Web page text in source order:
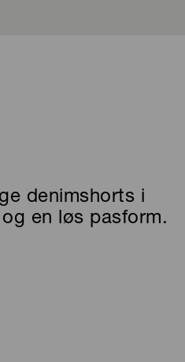
denimshorts i
en løs pasform.